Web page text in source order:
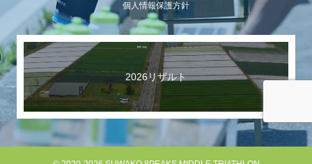
【イベント報告】Luminaオンラインガイドツアーが開催
されました
個人情報保護方針
2026リザルト